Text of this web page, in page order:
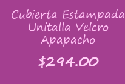
Cubierta Estampada
Unitalla Velcro
Apapacho
$294.00